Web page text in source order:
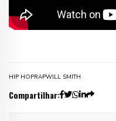
HIP HOPRAPWILL SMITH
Compartilhar: